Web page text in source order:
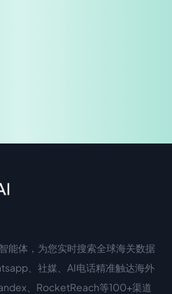
能体，为您实时搜索全球海关数据
、社媒、AI电话精准触达海外
、RocketReach等100+渠道